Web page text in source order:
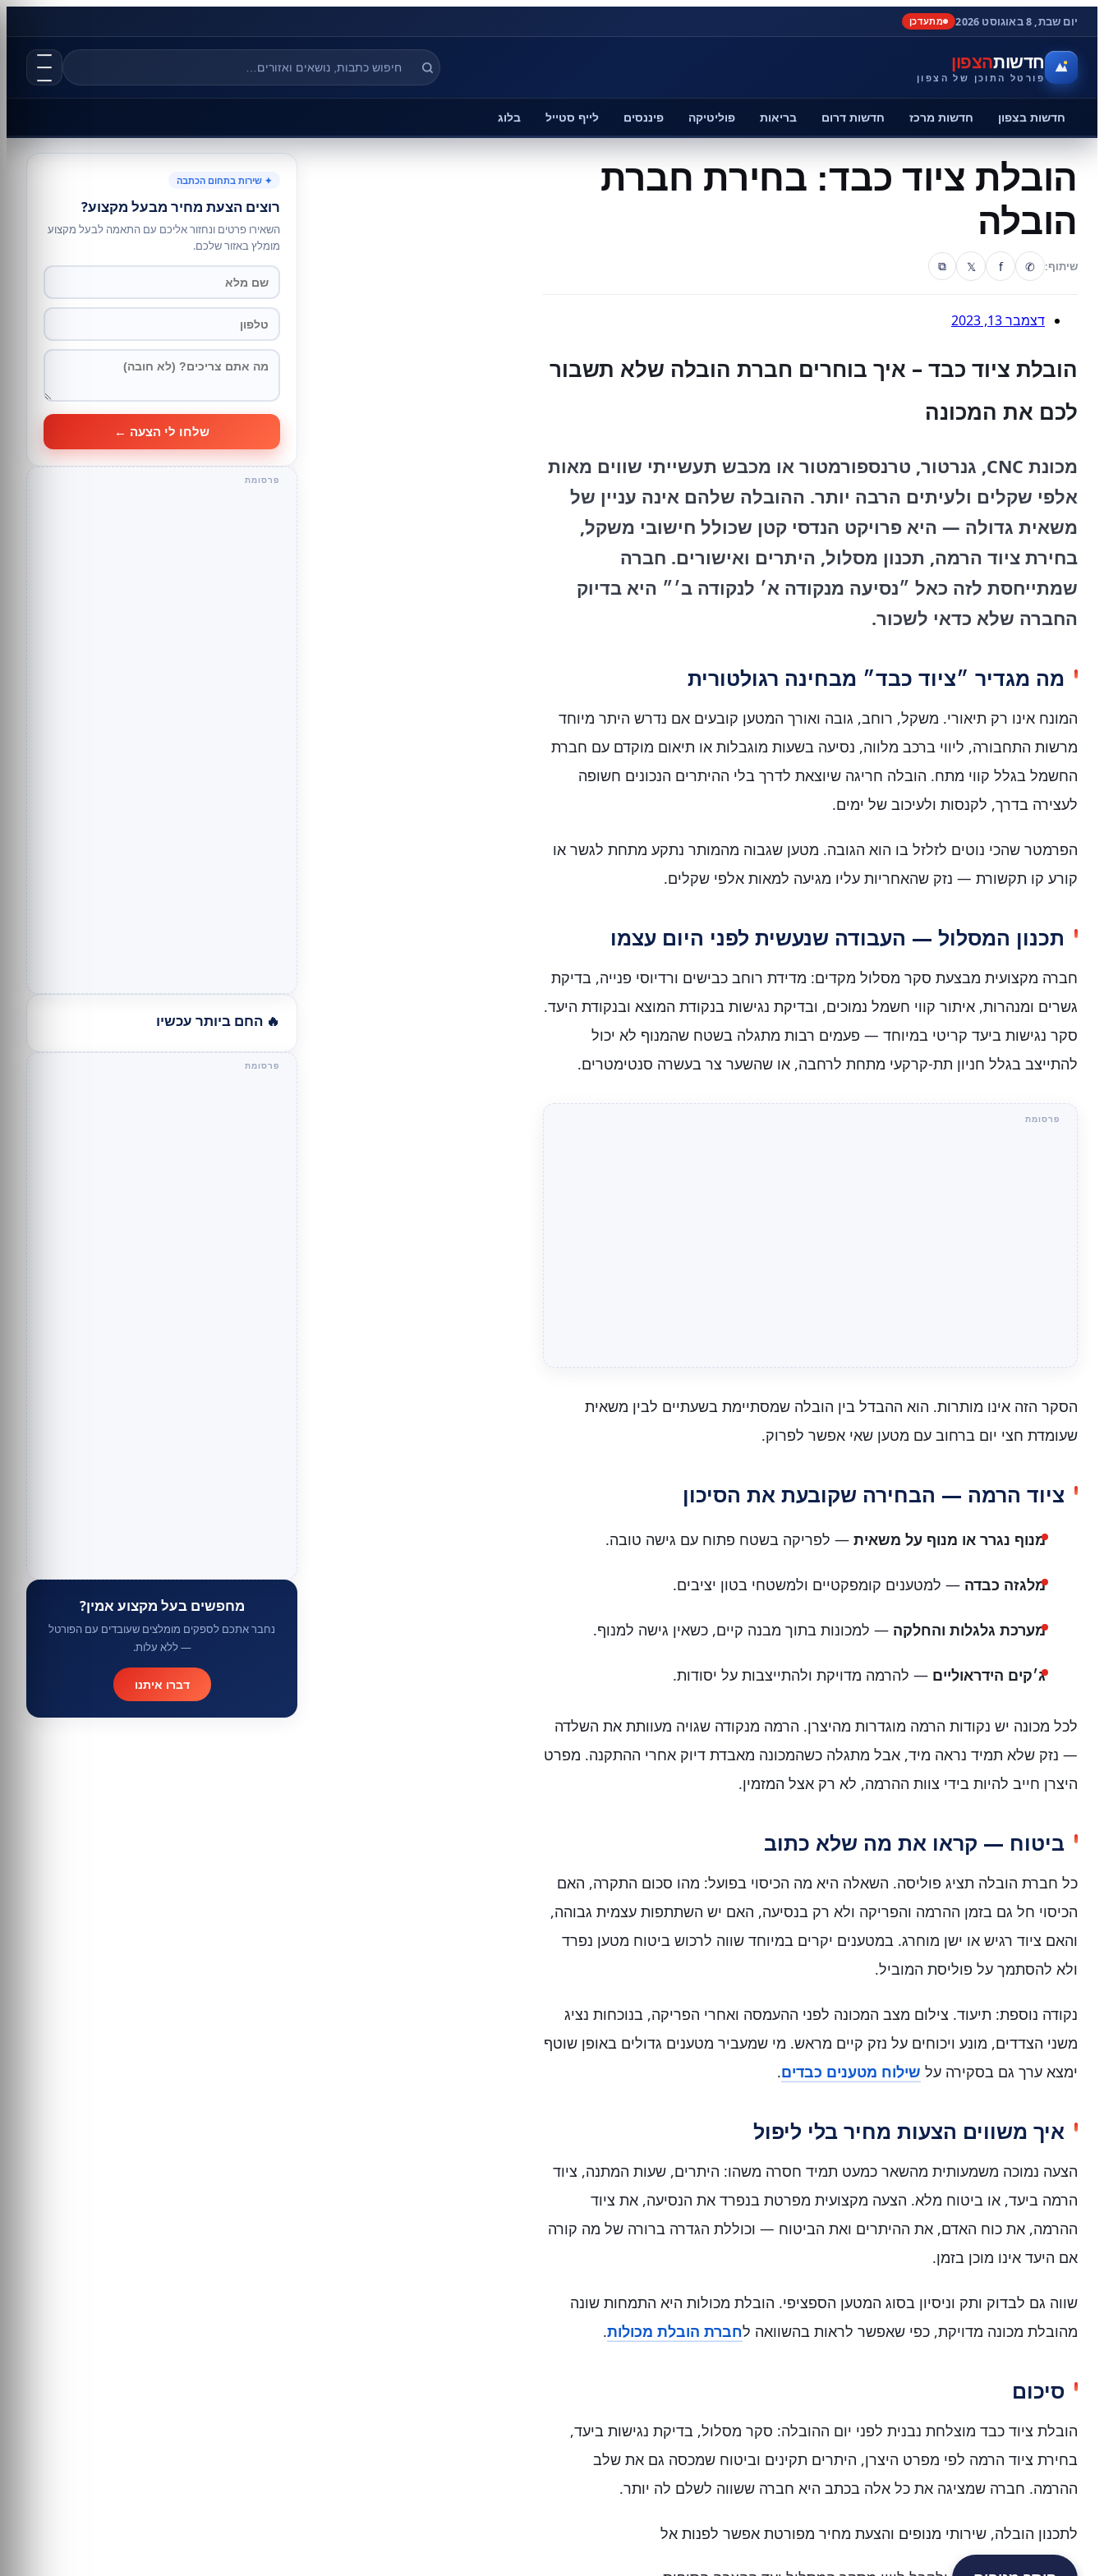
יום שבת, 8 באוגוסט 2026 מתעדכן
חדשותהצפון
פורטל התוכן של הצפון
חדשות בצפון חדשות מרכז חדשות דרום בריאות פוליטיקה פיננסים לייף סטייל בלוג
הובלת ציוד כבד: בחירת חברת
הובלה
שיתוף: ✆
f
𝕏
⧉
דצמבר 13, 2023
הובלת ציוד כבד – איך בוחרים חברת הובלה שלא תשבור
לכם את המכונה
מכונת CNC, גנרטור, טרנספורמטור או מכבש תעשייתי שווים מאות
אלפי שקלים ולעיתים הרבה יותר. ההובלה שלהם אינה עניין של
משאית גדולה — היא פרויקט הנדסי קטן שכולל חישובי משקל,
בחירת ציוד הרמה, תכנון מסלול, היתרים ואישורים. חברה
שמתייחסת לזה כאל ״נסיעה מנקודה א׳ לנקודה ב׳״ היא בדיוק
החברה שלא כדאי לשכור.
מה מגדיר ״ציוד כבד״ מבחינה רגולטורית
המונח אינו רק תיאורי. משקל, רוחב, גובה ואורך המטען קובעים אם נדרש היתר מיוחד
מרשות התחבורה, ליווי ברכב מלווה, נסיעה בשעות מוגבלות או תיאום מוקדם עם חברת
החשמל בגלל קווי מתח. הובלה חריגה שיוצאת לדרך בלי ההיתרים הנכונים חשופה
לעצירה בדרך, לקנסות ולעיכוב של ימים.
הפרמטר שהכי נוטים לזלזל בו הוא הגובה. מטען שגבוה מהמותר נתקע מתחת לגשר או
קורע קו תקשורת — נזק שהאחריות עליו מגיעה למאות אלפי שקלים.
תכנון המסלול — העבודה שנעשית לפני היום עצמו
חברה מקצועית מבצעת סקר מסלול מקדים: מדידת רוחב כבישים ורדיוסי פנייה, בדיקת
גשרים ומנהרות, איתור קווי חשמל נמוכים, ובדיקת נגישות בנקודת המוצא ובנקודת היעד.
סקר נגישות ביעד קריטי במיוחד — פעמים רבות מתגלה בשטח שהמנוף לא יכול
להתייצב בגלל חניון תת-קרקעי מתחת לרחבה, או שהשער צר בעשרה סנטימטרים.
הסקר הזה אינו מותרות. הוא ההבדל בין הובלה שמסתיימת בשעתיים לבין משאית
שעומדת חצי יום ברחוב עם מטען שאי אפשר לפרוק.
ציוד הרמה — הבחירה שקובעת את הסיכון
מנוף נגרר או מנוף על משאית — לפריקה בשטח פתוח עם גישה טובה.
מלגזה כבדה — למטענים קומפקטיים ולמשטחי בטון יציבים.
מערכת גלגלות והחלקה — למכונות בתוך מבנה קיים, כשאין גישה למנוף.
ג׳קים הידראוליים — להרמה מדויקת ולהתייצבות על יסודות.
לכל מכונה יש נקודות הרמה מוגדרות מהיצרן. הרמה מנקודה שגויה מעוותת את השלדה
— נזק שלא תמיד נראה מיד, אבל מתגלה כשהמכונה מאבדת דיוק אחרי ההתקנה. מפרט
היצרן חייב להיות בידי צוות ההרמה, לא רק אצל המזמין.
ביטוח — קראו את מה שלא כתוב
כל חברת הובלה תציג פוליסה. השאלה היא מה הכיסוי בפועל: מהו סכום התקרה, האם
הכיסוי חל גם בזמן ההרמה והפריקה ולא רק בנסיעה, האם יש השתתפות עצמית גבוהה,
והאם ציוד רגיש או ישן מוחרג. במטענים יקרים במיוחד שווה לרכוש ביטוח מטען נפרד
ולא להסתמך על פוליסת המוביל.
נקודה נוספת: תיעוד. צילום מצב המכונה לפני ההעמסה ואחרי הפריקה, בנוכחות נציג
משני הצדדים, מונע ויכוחים על נזק קיים מראש. מי שמעביר מטענים גדולים באופן שוטף
ימצא ערך גם בסקירה על שילוח מטענים כבדים.
איך משווים הצעות מחיר בלי ליפול
הצעה נמוכה משמעותית מהשאר כמעט תמיד חסרה משהו: היתרים, שעות המתנה, ציוד
הרמה ביעד, או ביטוח מלא. הצעה מקצועית מפרטת בנפרד את הנסיעה, את ציוד
ההרמה, את כוח האדם, את ההיתרים ואת הביטוח — וכוללת הגדרה ברורה של מה קורה
אם היעד אינו מוכן בזמן.
שווה גם לבדוק ותק וניסיון בסוג המטען הספציפי. הובלת מכולות היא התמחות שונה
מהובלת מכונה מדויקת, כפי שאפשר לראות בהשוואה לחברת הובלת מכולות.
סיכום
הובלת ציוד כבד מוצלחת נבנית לפני יום ההובלה: סקר מסלול, בדיקת נגישות ביעד,
בחירת ציוד הרמה לפי מפרט היצרן, היתרים תקינים וביטוח שמכסה גם את שלב
ההרמה. חברה שמציגה את כל אלה בכתב היא חברה ששווה לשלם לה יותר.
לתכנון הובלה, שירותי מנופים והצעת מחיר מפורטת אפשר לפנות אל
✦ שירות בתחום הכתבה
רוצים הצעת מחיר מבעל מקצוע?
השאירו פרטים ונחזור אליכם עם התאמה לבעל מקצוע
מומלץ באזור שלכם.
שלחו לי הצעה ←
🔥 החם ביותר עכשיו
מחפשים בעל מקצוע אמין?
נחבר אתכם לספקים מומלצים שעובדים עם הפורטל
— ללא עלות.
דברו איתנו